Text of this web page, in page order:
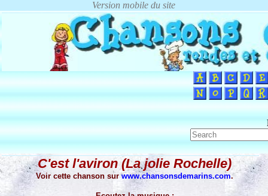
C'est l'aviron (La jolie Rochelle)
Voir cette chanson surwww.chansonsdemarins.com.